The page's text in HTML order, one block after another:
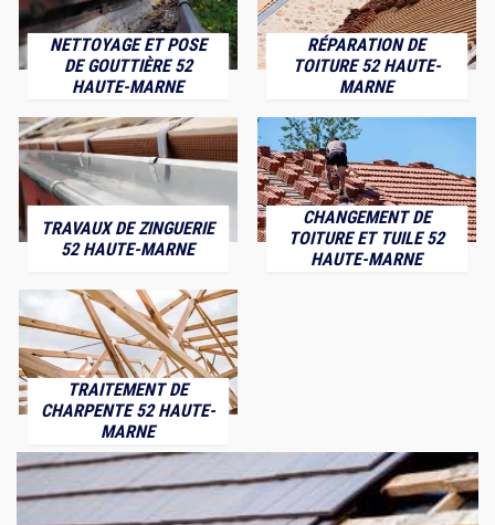
NETTOYAGE ET POSE
DE GOUTTIÈRE 52
HAUTE-MARNE
RÉPARATION DE
TOITURE 52 HAUTE-
MARNE
TRAVAUX DE ZINGUERIE
52 HAUTE-MARNE
CHANGEMENT DE
TOITURE ET TUILE 52
HAUTE-MARNE
TRAITEMENT DE
CHARPENTE 52 HAUTE-
MARNE